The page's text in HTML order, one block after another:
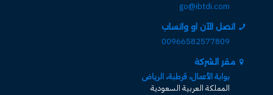
go@ibtdi.com
اتصل الآن او واتساب
00966582577809
مقر الشركة
بوابة الأعمال، قرطبة، الرياض
المملكة العربية السعودية